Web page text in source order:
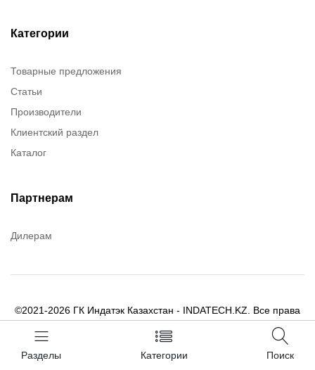
Разделы Категории Поиск
Категории
Товарные предложения
Статьи
Производители
Клиентский раздел
Каталог
Партнерам
Дилерам
©2021-2026 ГК Индатэк Казахстан - INDATECH.KZ. Все права
защищены.
Использование материалов сайта допускается только при